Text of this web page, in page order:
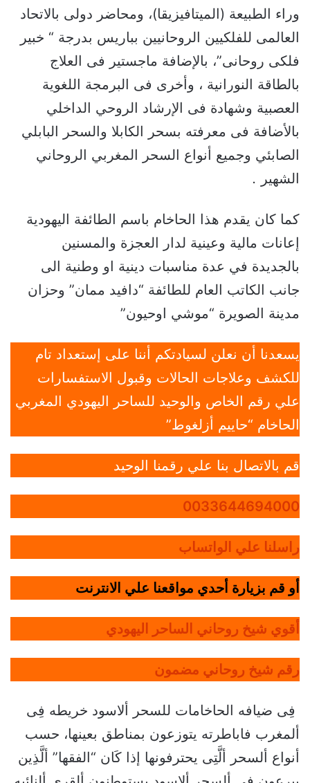
وراء الطبيعة (الميتافيزيقا)، ومحاضر دولى بالاتحاد
العالمى للفلكيين الروحانيين بباريس بدرجة “ خبير
فلكى روحانى”، بالإضافة ماجستير فى العلاج
بالطاقة النورانية ، وأخرى فى البرمجة اللغوية
العصبية وشهادة فى الإرشاد الروحي الداخلي
بالأضافة فى معرفته بسحر الكابلا والسحر البابلي
الصابئي وجميع أنواع السحر المغربي الروحاني
الشهير .
كما كان يقدم هذا الحاخام باسم الطائفة اليهودية
إعانات مالية وعينية لدار العجزة والمسنين
بالجديدة في عدة مناسبات دينية او وطنية الى
جانب الكاتب العام للطائفة “دافيد ممان” وحزان
مدينة الصويرة “موشي اوحيون”
يسعدنا أن نعلن لسيادتكم أننا على إستعداد تام
للكشف وعلاجات الحالات وقبول الاستفسارات
علي رقم الخاص والوحيد للساحر اليهودي المغربي
الحاخام “حاييم أزلغوط”
قم بالاتصال بنا علي رقمنا الوحيد
0033644694000
راسلنا علي الواتساب
أو قم بزيارة أحدي مواقعنا علي الانترنت
أقوي شيخ روحاني الساحر اليهودي
رقم شيخ روحاني مضمون
فِى ضيافه الحاخامات للسحر ألاسود خريطه فِى
ألمغرب فاباطرته يتوزعون بمناطق بعينها، حسب
أنواع ألسحر ألَّتِى يحترفونها إذا كَان “الفقها” ألَّذِين